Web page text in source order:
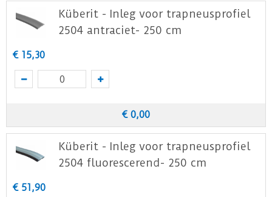
Ook is het mogelijk om een fluorescerende
'nagloeit'. Handig als u de trap moet gebruiken,
nadat u de lamp hebt uitgedaan!
Küberit - Inleg voor trapneusprofiel
2504 antraciet- 250 cm
€ 15,30
€ 0,00
Küberit - Inleg voor trapneusprofiel
2504 fluorescerend- 250 cm
€ 51,90